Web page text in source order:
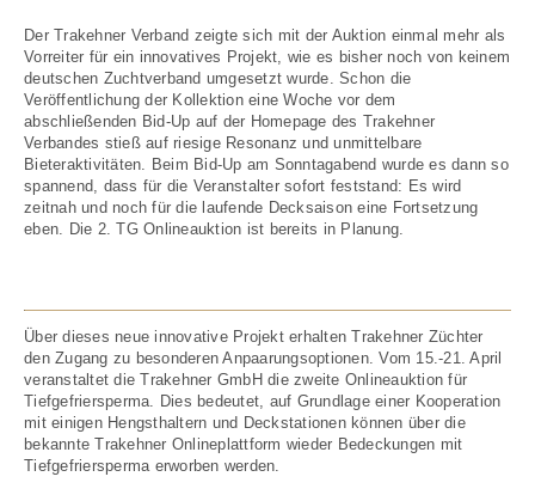
Der Trakehner Verband zeigte sich mit der Auktion einmal mehr als
Vorreiter für ein innovatives Projekt, wie es bisher noch von keinem
deutschen Zuchtverband umgesetzt wurde. Schon die
Veröffentlichung der Kollektion eine Woche vor dem
abschließenden Bid-Up auf der Homepage des Trakehner
Verbandes stieß auf riesige Resonanz und unmittelbare
Bieteraktivitäten. Beim Bid-Up am Sonntagabend wurde es dann so
spannend, dass für die Veranstalter sofort feststand: Es wird
zeitnah und noch für die laufende Decksaison eine Fortsetzung
eben. Die 2. TG Onlineauktion ist bereits in Planung.
Über dieses neue innovative Projekt erhalten Trakehner Züchter
den Zugang zu besonderen Anpaarungsoptionen. Vom 15.-21. April
veranstaltet die Trakehner GmbH die zweite Onlineauktion für
Tiefgefriersperma. Dies bedeutet, auf Grundlage einer Kooperation
mit einigen Hengsthaltern und Deckstationen können über die
bekannte Trakehner Onlineplattform wieder Bedeckungen mit
Tiefgefriersperma erworben werden.